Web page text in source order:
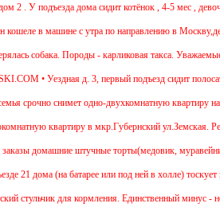
2 . У подъезда дома сидит котёнок , 4-5 мес ,
в машине с утра по направлению в
собака. Породы - карликовая такса. Уважаемые
• Уездная д. 3, первый подъезд сидит
срочно снимет одно-двухкомнатную квартиру на
квартиру в мкр.Губернский ул.Земская.
домашние штучные торты(медовик, муравейник,
21 дома (на батарее или под ней в холле) тоскует
стульчик для кормления. Единственный минус - нет